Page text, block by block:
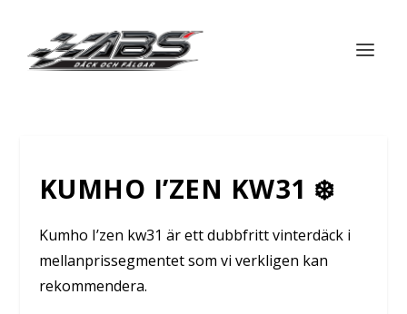
KUMHO I’ZEN KW31 ❄️
Kumho I’zen kw31 är ett dubbfritt vinterdäck i
mellanprissegmentet som vi verkligen kan
rekommendera.